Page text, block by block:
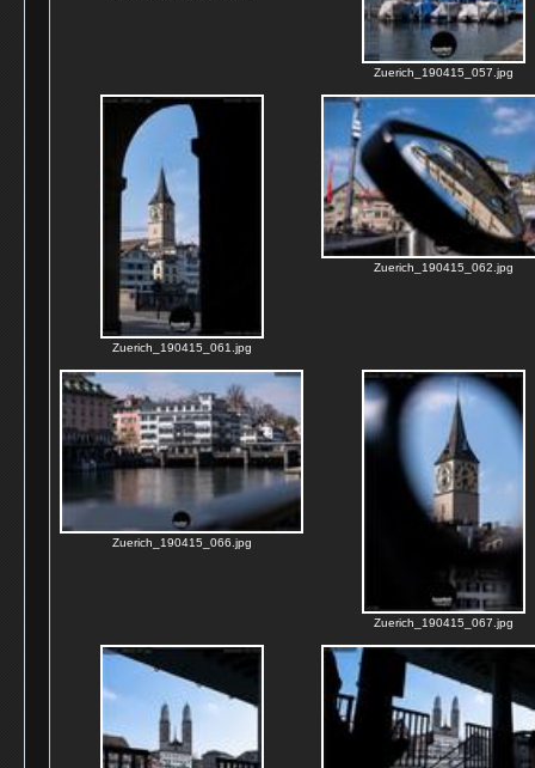
Zuerich_190415_057.jpg
Zuerich_190415_061.jpg
Zuerich_190415_062.jpg
Zuerich_190415_066.jpg
Zuerich_190415_067.jpg